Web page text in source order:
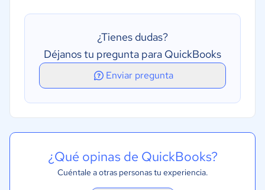
¿Tienes dudas?
Déjanos tu pregunta para QuickBooks
Enviar pregunta
¿Qué opinas de QuickBooks?
Cuéntale a otras personas tu experiencia.